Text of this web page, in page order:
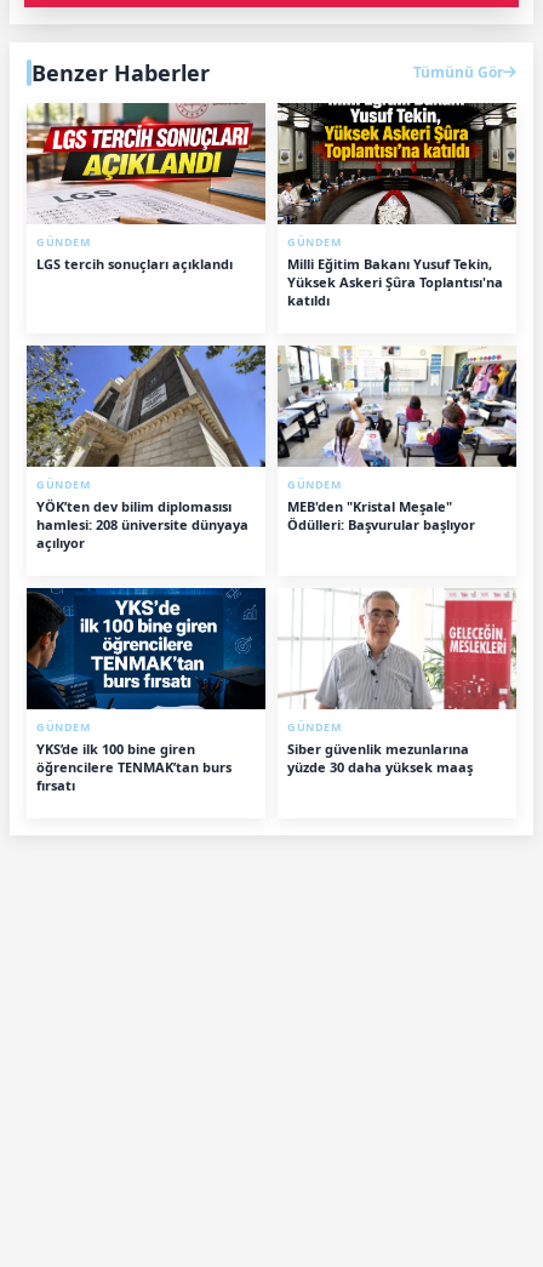
Benzer Haberler Tümünü Gör
GÜNDEM
LGS tercih sonuçları açıklandı
GÜNDEM
Milli Eğitim Bakanı Yusuf Tekin,
Yüksek Askeri Şûra Toplantısı'na
katıldı
GÜNDEM
YÖK’ten dev bilim diplomasısı
hamlesi: 208 üniversite dünyaya
açılıyor
GÜNDEM
MEB'den "Kristal Meşale"
Ödülleri: Başvurular başlıyor
GÜNDEM
YKS’de ilk 100 bine giren
öğrencilere TENMAK’tan burs
fırsatı
GÜNDEM
Siber güvenlik mezunlarına
yüzde 30 daha yüksek maaş